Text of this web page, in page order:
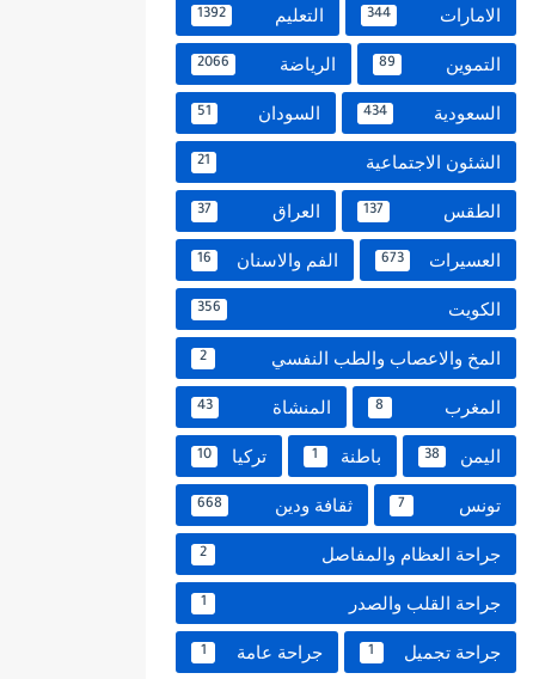
الامارات 344 التعليم 1392
التموين 89 الرياضة 2066
السعودية 434 السودان 51
الشئون الاجتماعية 21
الطقس 137 العراق 37
العسيرات 673 الفم والاسنان 16
الكويت 356
المخ والاعصاب والطب النفسي 2
المغرب 8 المنشاة 43
اليمن 38 باطنة 1 تركيا 10
تونس 7 ثقافة ودين 668
جراحة العظام والمفاصل 2
جراحة القلب والصدر 1
جراحة تجميل 1 جراحة عامة 1